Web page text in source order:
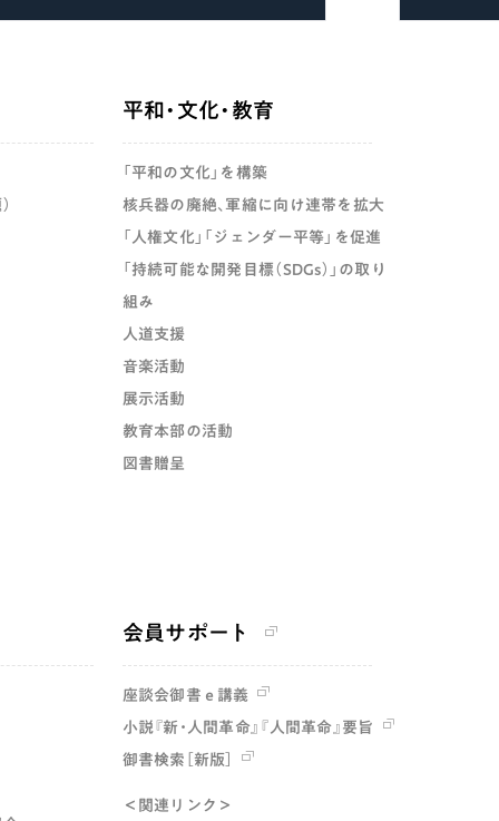
平和・文化・教育
「平和の文化」を構築
核兵器の廃絶、軍縮に向け連帯を拡大
「人権文化」「ジェンダー平等」を促進
「持続可能な開発目標（SDGs）」の取り
組み
人道支援
音楽活動
展示活動
教育本部の活動
図書贈呈
会員サポート
座談会御書ｅ講義
小説『新・人間革命』『人間革命』要旨
御書検索［新版］
＜関連リンク＞